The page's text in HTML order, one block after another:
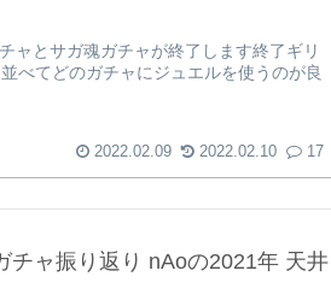
ャとサガ魂ガチャが終了します終了ギリ
べてどのガチャにジュエルを使うのが良
2022.02.09 2022.02.10 17
チャ振り返り nAoの2021年 天井